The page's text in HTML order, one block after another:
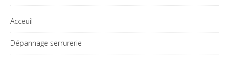
Acceuil
Dépannage serrurerie